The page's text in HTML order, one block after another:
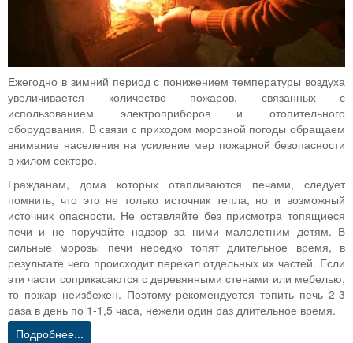
Ежегодно в зимний период с понижением температуры воздуха
увеличивается количество пожаров, связанных с
использованием электроприборов и отопительного
оборудования. В связи с приходом морозной погоды обращаем
внимание населения на усиление мер пожарной безопасности
в жилом секторе.
Гражданам, дома которых отапливаются печами, следует
помнить, что это не только источник тепла, но и возможный
источник опасности. Не оставляйте без присмотра топящиеся
печи и не поручайте надзор за ними малолетним детям. В
сильные морозы печи нередко топят длительное время, в
результате чего происходит перекал отдельных их частей. Если
эти части соприкасаются с деревянными стенами или мебелью,
то пожар неизбежен. Поэтому рекомендуется топить печь 2-3
раза в день по 1-1,5 часа, нежели один раз длительное время.
Подробнее...